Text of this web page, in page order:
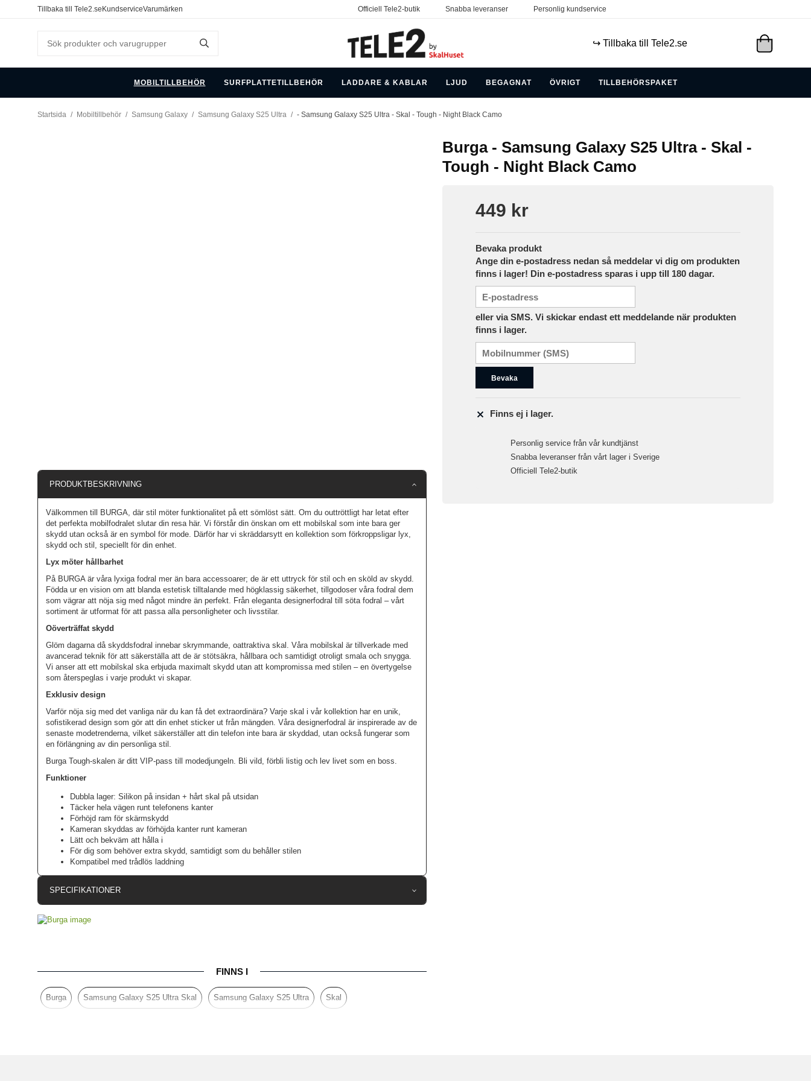
Tillbaka till Tele2.seKundserviceVarumärken Officiell Tele2-butik Snabba leveranser Personlig kundservice
↪️ Tillbaka till Tele2.se
MOBILTILLBEHÖR SURFPLATTETILLBEHÖR LADDARE & KABLAR LJUD BEGAGNAT ÖVRIGT TILLBEHÖRSPAKET
Startsida / Mobiltillbehör / Samsung Galaxy / Samsung Galaxy S25 Ultra / - Samsung Galaxy S25 Ultra - Skal - Tough - Night Black Camo
Burga - Samsung Galaxy S25 Ultra - Skal -
Tough - Night Black Camo
449 kr
Bevaka produkt
Ange din e-postadress nedan så meddelar vi dig om produkten
finns i lager! Din e-postadress sparas i upp till 180 dagar.
eller via SMS. Vi skickar endast ett meddelande när produkten
finns i lager.
Bevaka
Finns ej i lager.
Personlig service från vår kundtjänst
Snabba leveranser från vårt lager i Sverige
Officiell Tele2-butik
PRODUKTBESKRIVNING
Välkommen till BURGA, där stil möter funktionalitet på ett sömlöst sätt. Om du outtröttligt har letat efter
det perfekta mobilfodralet slutar din resa här. Vi förstår din önskan om ett mobilskal som inte bara ger
skydd utan också är en symbol för mode. Därför har vi skräddarsytt en kollektion som förkroppsligar lyx,
skydd och stil, speciellt för din enhet.
Lyx möter hållbarhet
På BURGA är våra lyxiga fodral mer än bara accessoarer; de är ett uttryck för stil och en sköld av skydd.
Födda ur en vision om att blanda estetisk tilltalande med högklassig säkerhet, tillgodoser våra fodral dem
som vägrar att nöja sig med något mindre än perfekt. Från eleganta designerfodral till söta fodral – vårt
sortiment är utformat för att passa alla personligheter och livsstilar.
Oöverträffat skydd
Glöm dagarna då skyddsfodral innebar skrymmande, oattraktiva skal. Våra mobilskal är tillverkade med
avancerad teknik för att säkerställa att de är stötsäkra, hållbara och samtidigt otroligt smala och snygga.
Vi anser att ett mobilskal ska erbjuda maximalt skydd utan att kompromissa med stilen – en övertygelse
som återspeglas i varje produkt vi skapar.
Exklusiv design
Varför nöja sig med det vanliga när du kan få det extraordinära? Varje skal i vår kollektion har en unik,
sofistikerad design som gör att din enhet sticker ut från mängden. Våra designerfodral är inspirerade av de
senaste modetrenderna, vilket säkerställer att din telefon inte bara är skyddad, utan också fungerar som
en förlängning av din personliga stil.
Burga Tough-skalen är ditt VIP-pass till modedjungeln. Bli vild, förbli listig och lev livet som en boss.
Funktioner
Dubbla lager: Silikon på insidan + hårt skal på utsidan
Täcker hela vägen runt telefonens kanter
Förhöjd ram för skärmskydd
Kameran skyddas av förhöjda kanter runt kameran
Lätt och bekväm att hålla i
För dig som behöver extra skydd, samtidigt som du behåller stilen
Kompatibel med trådlös laddning
SPECIFIKATIONER
Färg Flerfärgad
Material Hårdplast (PC), Mjukplast (TPU)
Varumärke
FINNS I
Burga Samsung Galaxy S25 Ultra Skal Samsung Galaxy S25 Ultra Skal